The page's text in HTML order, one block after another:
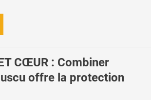
CŒUR : Combiner
offre la protection